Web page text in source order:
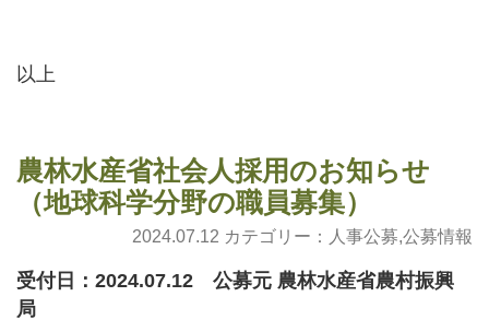
以上
農林水産省社会人採用のお知らせ
（地球科学分野の職員募集）
2024.07.12 カテゴリー： 人事公募,公募情報
受付日：2024.07.12 公募元 農林水産省農村振興
局